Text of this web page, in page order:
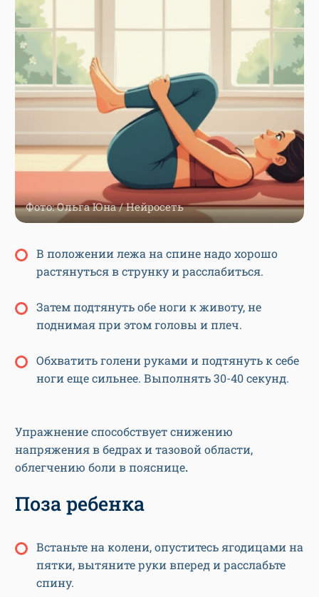
Фото: Ольга Юна / Нейросеть
В положении лежа на спине надо хорошо
растянуться в струнку и расслабиться.
Затем подтянуть обе ноги к животу, не
поднимая при этом головы и плеч.
Обхватить голени руками и подтянуть к себе
ноги еще сильнее. Выполнять 30-40 секунд.
Упражнение способствует снижению
напряжения в бедрах и тазовой области,
облегчению боли в пояснице.
Поза ребенка
Встаньте на колени, опуститесь ягодицами на
пятки, вытяните руки вперед и расслабьте
спину.